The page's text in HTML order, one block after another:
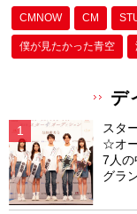
CMNOW CM
僕が⾒たかった⻘空
デ
スタ
☆オ
7人の
グラ